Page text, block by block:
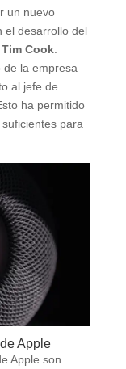
un nuevo
el desarrollo del
Cook.
de la empresa
al jefe de
ha permitido
para
Apple
Apple son